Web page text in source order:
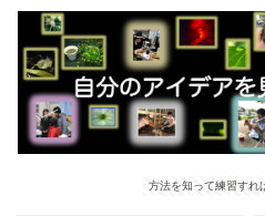
方法を知って練習すれ